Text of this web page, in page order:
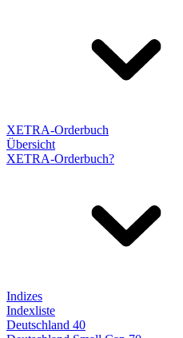
XETRA-Orderbuch
Übersicht
XETRA-Orderbuch?
Indizes
Indexliste
Deutschland 40